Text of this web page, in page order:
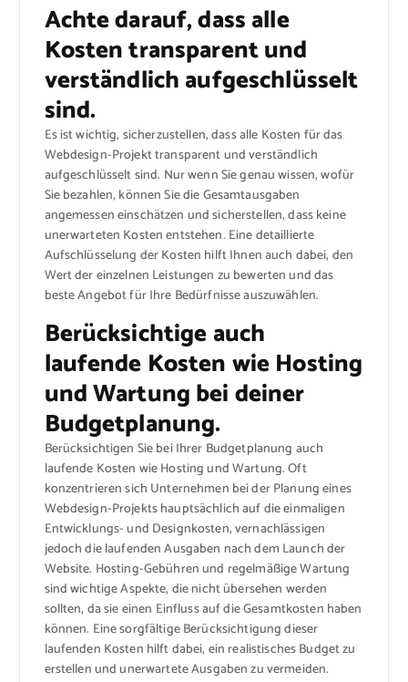
Achte darauf, dass alle
Kosten transparent und
verständlich aufgeschlüsselt
sind.
Es ist wichtig, sicherzustellen, dass alle Kosten für das
Webdesign-Projekt transparent und verständlich
aufgeschlüsselt sind. Nur wenn Sie genau wissen, wofür
Sie bezahlen, können Sie die Gesamtausgaben
angemessen einschätzen und sicherstellen, dass keine
unerwarteten Kosten entstehen. Eine detaillierte
Aufschlüsselung der Kosten hilft Ihnen auch dabei, den
Wert der einzelnen Leistungen zu bewerten und das
beste Angebot für Ihre Bedürfnisse auszuwählen.
Berücksichtige auch
laufende Kosten wie Hosting
und Wartung bei deiner
Budgetplanung.
Berücksichtigen Sie bei Ihrer Budgetplanung auch
laufende Kosten wie Hosting und Wartung. Oft
konzentrieren sich Unternehmen bei der Planung eines
Webdesign-Projekts hauptsächlich auf die einmaligen
Entwicklungs- und Designkosten, vernachlässigen
jedoch die laufenden Ausgaben nach dem Launch der
Website. Hosting-Gebühren und regelmäßige Wartung
sind wichtige Aspekte, die nicht übersehen werden
sollten, da sie einen Einfluss auf die Gesamtkosten haben
können. Eine sorgfältige Berücksichtigung dieser
laufenden Kosten hilft dabei, ein realistisches Budget zu
erstellen und unerwartete Ausgaben zu vermeiden.